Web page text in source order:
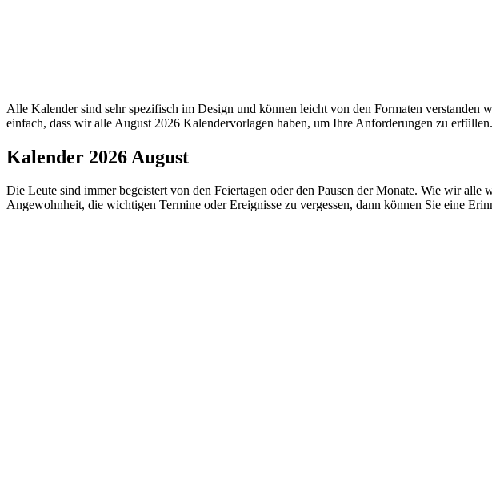
Alle Kalender sind sehr spezifisch im Design und können leicht von den Formaten
einfach, dass wir alle August 2026 Kalendervorlagen haben, um Ihre Anforderungen zu erfüllen.
Kalender 2026 August
Die Leute sind immer begeistert von den Feiertagen oder den Pausen der Monate. Wie wir
Angewohnheit, die wichtigen Termine oder Ereignisse zu vergessen, dann können Sie eine